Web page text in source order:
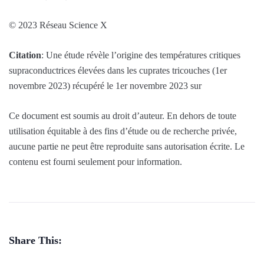
© 2023 Réseau Science X
Citation: Une étude révèle l’origine des températures critiques
supraconductrices élevées dans les cuprates tricouches (1er
novembre 2023) récupéré le 1er novembre 2023 sur
Ce document est soumis au droit d’auteur. En dehors de toute
utilisation équitable à des fins d’étude ou de recherche privée,
aucune partie ne peut être reproduite sans autorisation écrite. Le
contenu est fourni seulement pour information.
Share This: